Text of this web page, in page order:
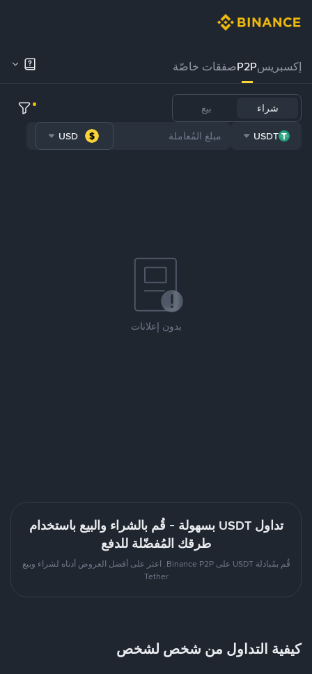
إكسبريسP2Pصفقات خاصّة
شراء بيع
USDT
USD
بدون إعلانات
تداول USDT بسهولة - قُم بالشراء والبيع باستخدام
طرقك المُفضّلة للدفع
قُم بمُبادلة USDT على Binance P2P. اعثر على أفضل العروض أدناه لشراء وبيع
Tether
كيفية التداول من شخص لشخص